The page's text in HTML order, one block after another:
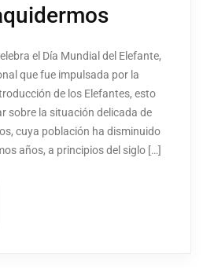
el Día Mundial del Elefante,
que fue impulsada por la
de los Elefantes, esto
sobre la situación delicada de
cuya población ha disminuido
años, a principios del siglo […]